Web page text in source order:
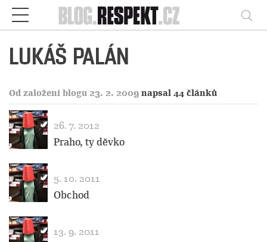
Respekt
LUKÁŠ PALÁN
Od založení blogu 23. 2. 2009 napsal 44 článků
26. 7. 2012
Praho, ty děvko
5. 10. 2011
Obchod
13. 9. 2011